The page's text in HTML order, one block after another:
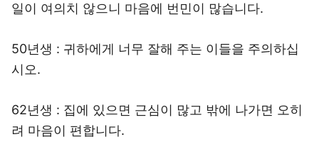
일이 여의치 않으니 마음에 번민이 많습니다.
50년생 : 귀하에게 너무 잘해 주는 이들을 주의하십
시오.
62년생 : 집에 있으면 근심이 많고 밖에 나가면 오히
려 마음이 편합니다.